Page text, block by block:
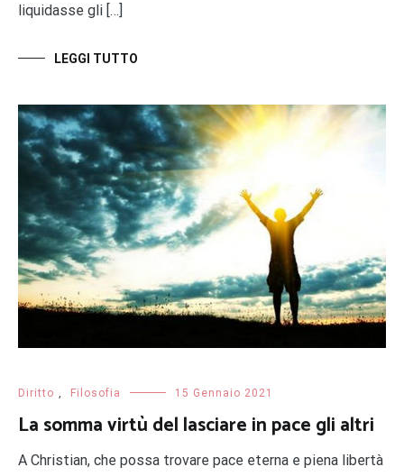
liquidasse gli […]
LEGGI TUTTO
Diritto , Filosofia 15 Gennaio 2021
La somma virtù del lasciare in pace gli altri
A Christian, che possa trovare pace eterna e piena libertà